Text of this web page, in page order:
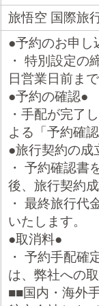
旅悟空 国際旅
●予約のお申し
・ 特別設定の
日営業日前ま
●予約の確認●
・手配が完了
よる「予約確
●旅行契約の成
・ 予約確認書
後、旅行契約
・ 最終旅行代
いたします。
●取消料●
・ 予約手配確
は、弊社への
■■国内・海外